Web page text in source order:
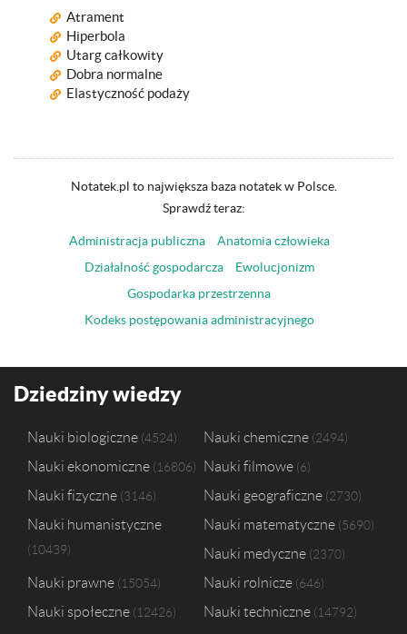
Atrament
Hiperbola
Utarg całkowity
Dobra normalne
Elastyczność podaży
Notatek.pl to największa baza notatek w Polsce.
Sprawdź teraz:
Administracja publiczna
Anatomia człowieka
Działalność gospodarcza
Ewolucjonizm
Gospodarka przestrzenna
Kodeks postępowania administracyjnego
Dziedziny wiedzy
Nauki biologiczne 4524 Nauki chemiczne 2494
Nauki ekonomiczne 16806 Nauki filmowe 6
Nauki fizyczne 3146 Nauki geograficzne 2730
Nauki humanistyczne
10439
Nauki matematyczne 5690
Nauki medyczne 2370
Nauki prawne 15054 Nauki rolnicze 646
Nauki społeczne 12426 Nauki techniczne 14792